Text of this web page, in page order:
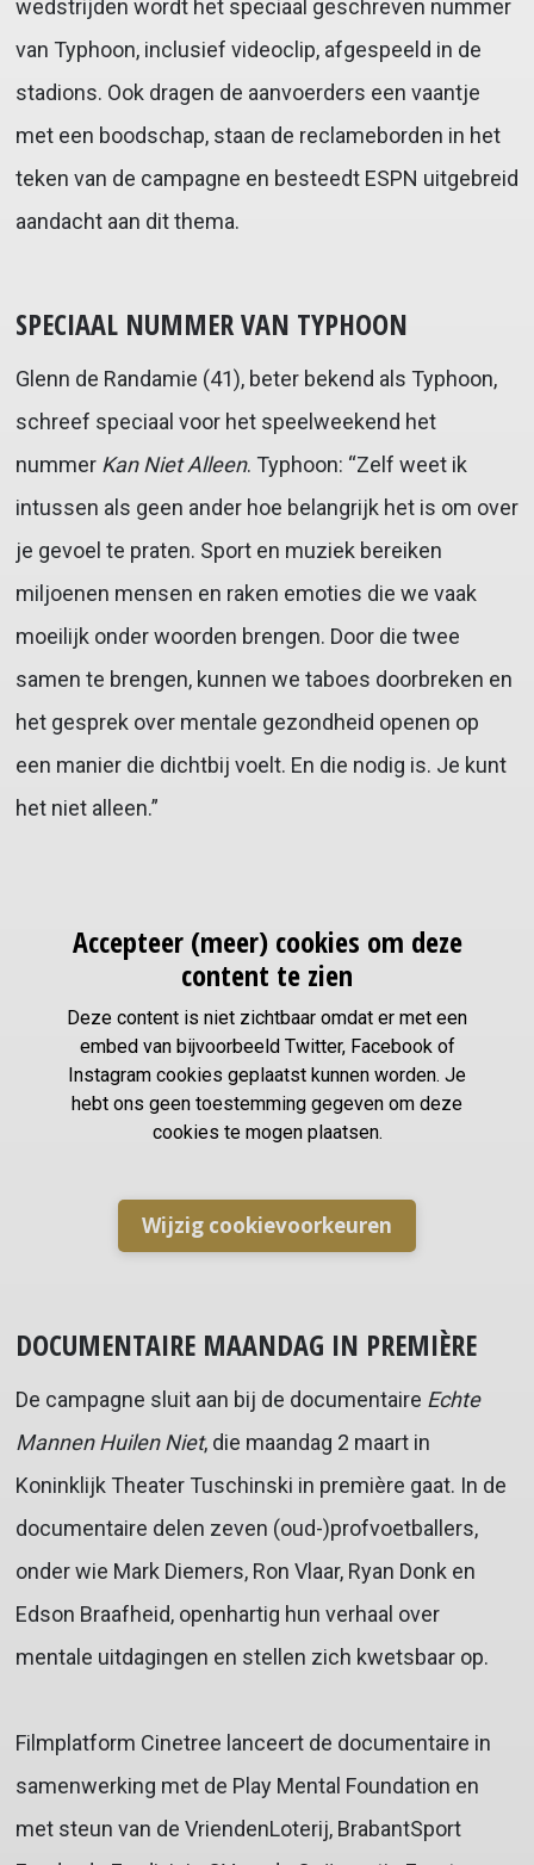
wedstrijden wordt het speciaal geschreven nummer
van Typhoon, inclusief videoclip, afgespeeld in de
stadions. Ook dragen de aanvoerders een vaantje
met een boodschap, staan de reclameborden in het
teken van de campagne en besteedt ESPN uitgebreid
aandacht aan dit thema.
SPECIAAL NUMMER VAN TYPHOON
Glenn de Randamie (41), beter bekend als Typhoon,
schreef speciaal voor het speelweekend het
nummer Kan Niet Alleen. Typhoon: “Zelf weet ik
intussen als geen ander hoe belangrijk het is om over
je gevoel te praten. Sport en muziek bereiken
miljoenen mensen en raken emoties die we vaak
moeilijk onder woorden brengen. Door die twee
samen te brengen, kunnen we taboes doorbreken en
het gesprek over mentale gezondheid openen op
een manier die dichtbij voelt. En die nodig is. Je kunt
het niet alleen.”
Accepteer (meer) cookies om deze
content te zien
Deze content is niet zichtbaar omdat er met een
embed van bijvoorbeeld Twitter, Facebook of
Instagram cookies geplaatst kunnen worden. Je
hebt ons geen toestemming gegeven om deze
cookies te mogen plaatsen.
Wijzig cookievoorkeuren
DOCUMENTAIRE MAANDAG IN PREMIÈRE
De campagne sluit aan bij de documentaire Echte
Mannen Huilen Niet, die maandag 2 maart in
Koninklijk Theater Tuschinski in première gaat. In de
documentaire delen zeven (oud-)profvoetballers,
onder wie Mark Diemers, Ron Vlaar, Ryan Donk en
Edson Braafheid, openhartig hun verhaal over
mentale uitdagingen en stellen zich kwetsbaar op.
Filmplatform Cinetree lanceert de documentaire in
samenwerking met de Play Mental Foundation en
met steun van de VriendenLoterij, BrabantSport